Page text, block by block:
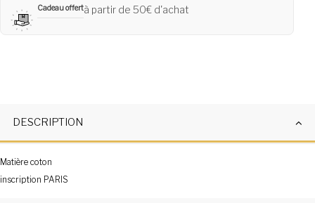
Cadeau offertà partir de 50€ d'achat
DESCRIPTION
Matière coton
inscription PARIS